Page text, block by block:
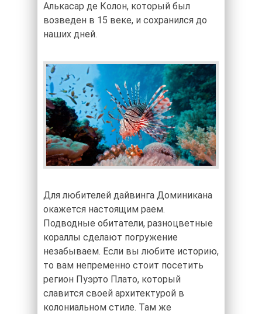
Алькасар де Колон, который был
возведен в 15 веке, и сохранился до
наших дней.
Для любителей дайвинга Доминикана
окажется настоящим раем.
Подводные обитатели, разноцветные
кораллы сделают погружение
незабываем. Если вы любите историю,
то вам непременно стоит посетить
регион Пуэрто Плато, который
славится своей архитектурой в
колониальном стиле. Там же